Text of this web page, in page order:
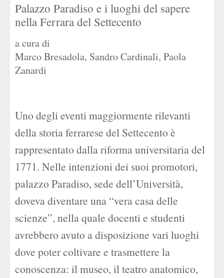
Palazzo Paradiso e i luoghi del sapere
nella Ferrara del Settecento
a cura di
Marco Bresadola, Sandro Cardinali, Paola
Zanardi
Uno degli eventi maggiormente rilevanti
della storia ferrarese del Settecento è
rappresentato dalla riforma universitaria del
1771. Nelle intenzioni dei suoi promotori,
palazzo Paradiso, sede dell’Università,
doveva diventare una “vera casa delle
scienze”, nella quale docenti e studenti
avrebbero avuto a disposizione vari luoghi
dove poter coltivare e trasmettere la
conoscenza: il museo, il teatro anatomico,